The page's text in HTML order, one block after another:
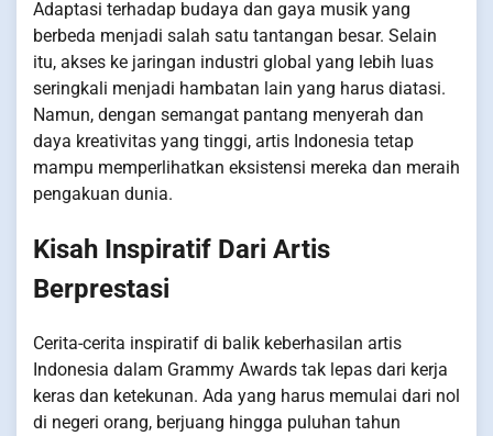
Adaptasi terhadap budaya dan gaya musik yang
berbeda menjadi salah satu tantangan besar. Selain
itu, akses ke jaringan industri global yang lebih luas
seringkali menjadi hambatan lain yang harus diatasi.
Namun, dengan semangat pantang menyerah dan
daya kreativitas yang tinggi, artis Indonesia tetap
mampu memperlihatkan eksistensi mereka dan meraih
pengakuan dunia.
Kisah Inspiratif Dari Artis
Berprestasi
Cerita-cerita inspiratif di balik keberhasilan artis
Indonesia dalam Grammy Awards tak lepas dari kerja
keras dan ketekunan. Ada yang harus memulai dari nol
di negeri orang, berjuang hingga puluhan tahun